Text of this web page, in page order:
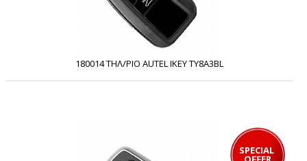
180014 ΤΗΛ/ΡΙΟ AUTEL IKEY TY8A3BL
SPECIAL